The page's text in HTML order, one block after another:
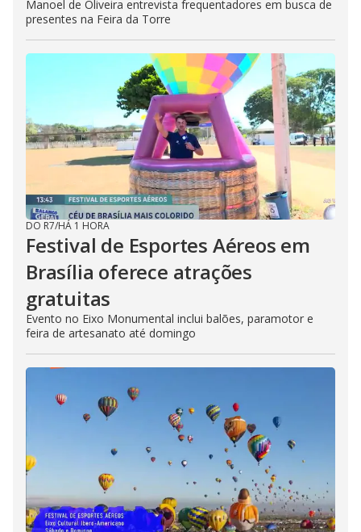
Manoel de Oliveira entrevista frequentadores em busca de
presentes na Feira da Torre
DO R7/HÁ 1 HORA
Festival de Esportes Aéreos em
Brasília oferece atrações
gratuitas
Evento no Eixo Monumental inclui balões, paramotor e
feira de artesanato até domingo